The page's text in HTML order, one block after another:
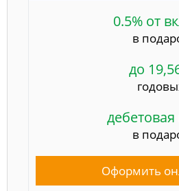
0.5% от
в
до
дебетовая
в
Оформить